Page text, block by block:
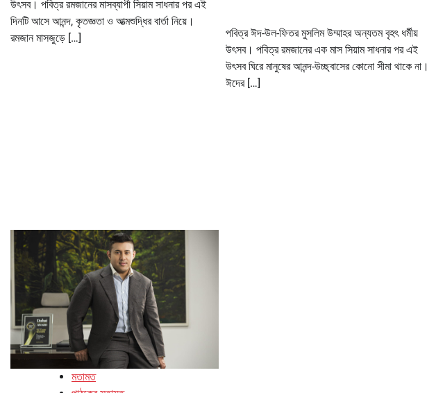
উৎসব। পবিত্র রমজানের মাসব্যাপী সিয়াম সাধনার পর এই
দিনটি আসে আনন্দ, কৃতজ্ঞতা ও আত্মশুদ্ধির বার্তা নিয়ে।
রমজান মাসজুড়ে […]
পবিত্র ঈদ-উল-ফিতর মুসলিম উম্মাহর অন্যতম বৃহৎ ধর্মীয়
উৎসব। পবিত্র রমজানের এক মাস সিয়াম সাধনার পর এই
উৎসব ঘিরে মানুষের আনন্দ-উচ্ছ্বাসের কোনো সীমা থাকে না।
ঈদের […]
মতামত